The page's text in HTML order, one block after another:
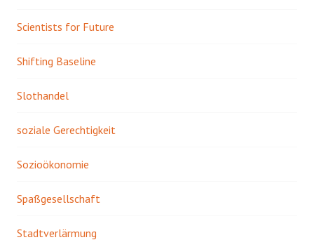
Scientists for Future
Shifting Baseline
Slothandel
soziale Gerechtigkeit
Sozioökonomie
Spaßgesellschaft
Stadtverlärmung